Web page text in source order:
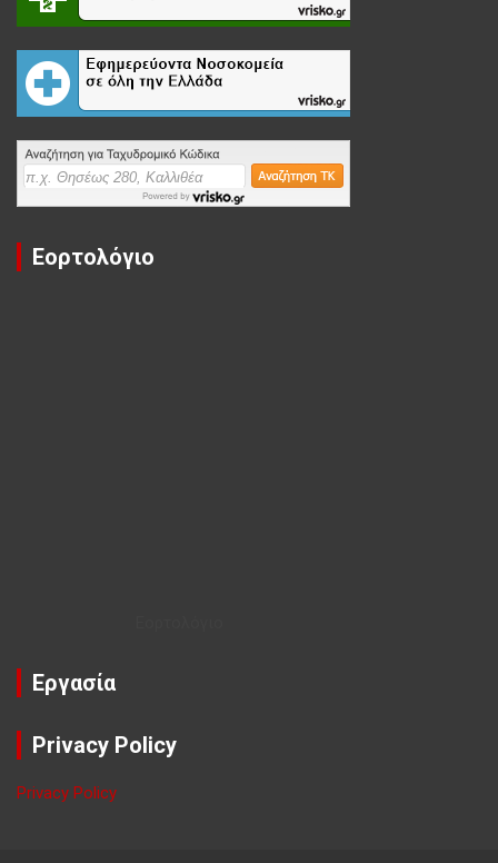
Εορτολόγιο
Εργασία
Privacy Policy
Privacy Policy